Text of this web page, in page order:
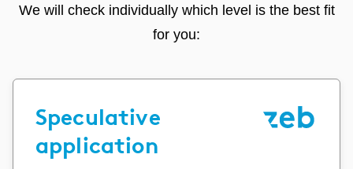
We will check individually which level is the best fit
for you:
Speculative
application